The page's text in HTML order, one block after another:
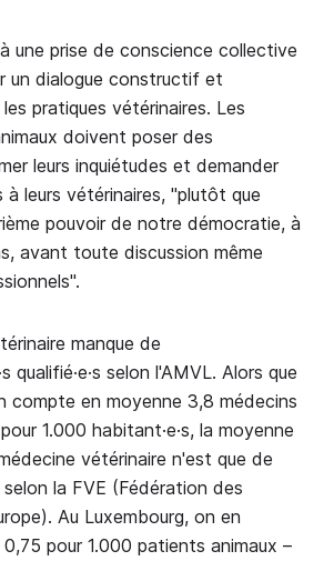
une prise de conscience collective
un dialogue constructif et
pratiques vétérinaires. Les
doivent poser des
leurs inquiétudes et demander
leurs vétérinaires, "plutôt que
pouvoir de notre démocratie, à
avant toute discussion même
manque de
qualifié·e·s selon l'AMVL. Alors que
compte en moyenne 3,8 médecins
pour 1.000 habitant·e·s, la moyenne
vétérinaire n'est que de
la FVE (Fédération des
Au Luxembourg, on en
pour 1.000 patients animaux –